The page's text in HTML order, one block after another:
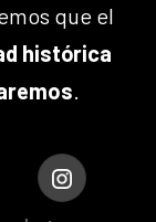
que el
histórica
.